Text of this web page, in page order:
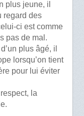
plus jeune, il
regard des
ci est comme
pas de mal.
plus âgé, il
lorsqu’on tient
pour lui éviter
la